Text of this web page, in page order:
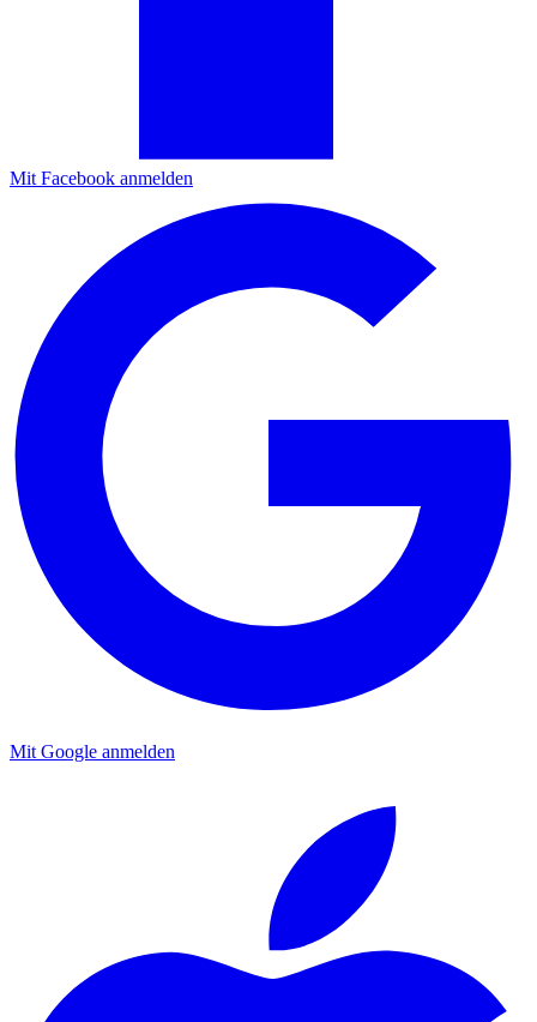
Mit Facebook anmelden
Mit Google anmelden